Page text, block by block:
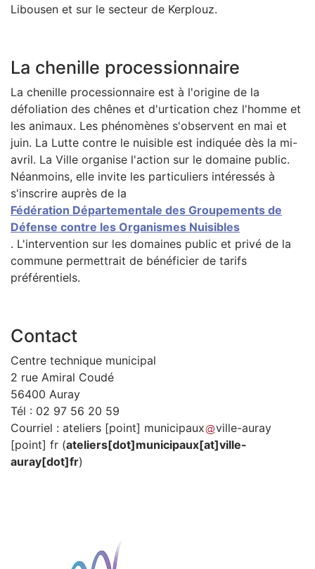
Libousen et sur le secteur de Kerplouz.
La chenille processionnaire
La chenille processionnaire est à l'origine de la
défoliation des chênes et d'urtication chez l'homme et
les animaux. Les phénomènes s'observent en mai et
juin. La Lutte contre le nuisible est indiquée dès la mi-
avril. La Ville organise l'action sur le domaine public.
Néanmoins, elle invite les particuliers intéressés à
s'inscrire auprès de la
Fédération Départementale des Groupements de
Défense contre les Organismes Nuisibles
. L'intervention sur les domaines public et privé de la
commune permettrait de bénéficier de tarifs
préférentiels.
Contact
Centre technique municipal
2 rue Amiral Coudé
56400 Auray
Tél : 02 97 56 20 59
Courriel : ateliers [point] municipaux
ville-auray
[point] fr (ateliers[dot]municipaux[at]ville-
auray[dot]fr)